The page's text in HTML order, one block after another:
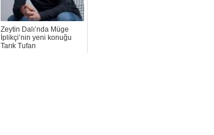
Zeytin Dalı’nda Müge
İplikçi’nin yeni konuğu
Tarık Tufan